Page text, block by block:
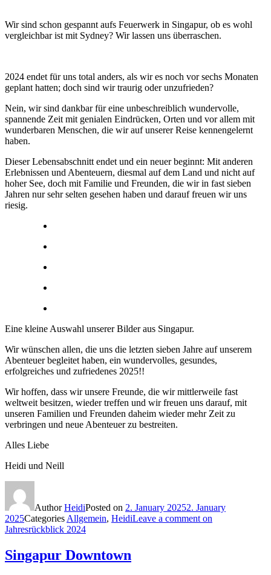
Wir sind schon gespannt aufs Feuerwerk in Singapur, ob es wohl
vergleichbar ist mit Sydney? Wir lassen uns überraschen.
2024 endet für uns total anders, als wir es noch vor sechs Monaten
geplant hatten; doch sind wir traurig oder unzufrieden?
Nein, wir sind dankbar für eine unbeschreiblich wundervolle,
spannende Zeit mit genialen Eindrücken, Orten und vor allem mit
wunderbaren Menschen, die wir auf unserer Reise kennengelernt
haben.
Dieser Lebensabschnitt endet und ein neuer beginnt: Mit anderen
Erlebnissen und Abenteuern, diesmal auf dem Land und nicht auf
hoher See, doch mit Familie und Freunden, die wir in fast sieben
Jahren nur sehr selten gesehen haben und darauf freuen wir uns
riesig.
Eine kleine Auswahl unserer Bilder aus Singapur.
Wir wünschen allen, die uns die letzten sieben Jahre auf unserem
Abenteuer begleitet haben, ein wundervolles, gesundes,
erfolgreiches und zufriedenes 2025!!
Wir hoffen, dass wir unsere Freunde, die wir mittlerweile fast
weltweit besitzen, wieder treffen und wir freuen uns darauf, mit
unseren Familien und Freunden daheim wieder mehr Zeit zu
verbringen und neue Abenteuer zu bestreiten.
Alles Liebe
Heidi und Neill
AuthorHeidiPosted on 2. January 20252. January
2025CategoriesAllgemein, HeidiLeave a commenton
Jahresrückblick 2024
Singapur Downtown